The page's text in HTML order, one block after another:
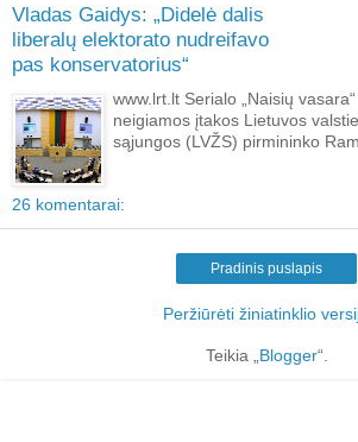
Vladas Gaidys: „Didelė dalis
liberalų elektorato nudreifavo
pas konservatorius“
www.lrt.lt Serialo „Naisių
neigiamos įtakos Lietuvos
sąjungos (LVŽS) pirmininko
26 komentarai:
Pradinis puslapis
Peržiūrėti žiniatinklio
Teikia „Blogger“.